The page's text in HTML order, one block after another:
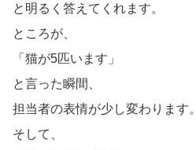
と明るく答えてくれます。
ところが、
「猫が5匹います」
と言った瞬間、
担当者の表情が少し変わります。
そして、